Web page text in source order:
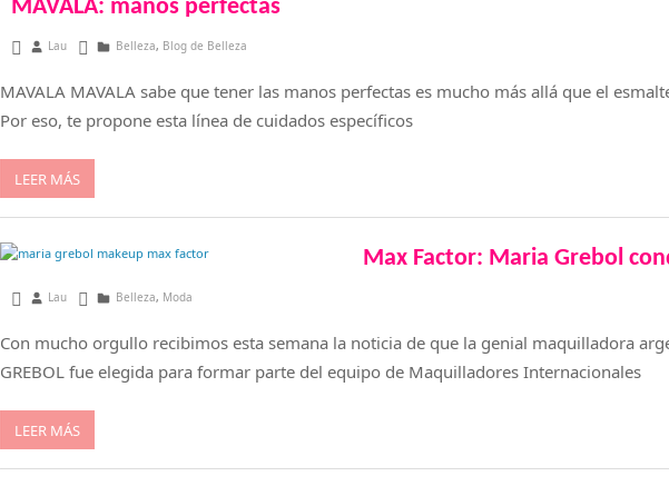
MAVALA: manos perfectas
julio 6, 2015
Lau Belleza, Blog de Belleza
MAVALA MAVALA sabe que tener las manos perfectas es mucho más allá que el
Por eso, te propone esta línea de cuidados específicos
LEER MÁS
Max Factor: Maria Grebol
mayo 20, 2015
Lau Belleza, Moda
Con mucho orgullo recibimos esta semana la noticia de que la genial maquilladora
GREBOL fue elegida para formar parte del equipo de Maquilladores Internacionales
LEER MÁS